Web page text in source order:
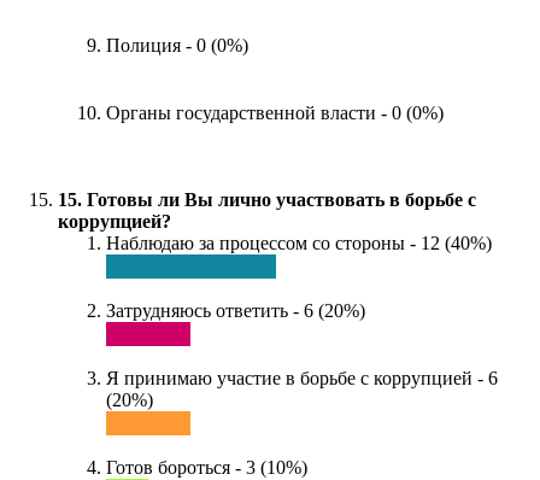
Полиция - 0 (0%)
Органы государственной власти - 0 (0%)
15. Готовы ли Вы лично участвовать в борьбе с
коррупцией?
Наблюдаю за процессом со стороны - 12 (40%)
Затрудняюсь ответить - 6 (20%)
Я принимаю участие в борьбе с коррупцией - 6
(20%)
Готов бороться - 3 (10%)